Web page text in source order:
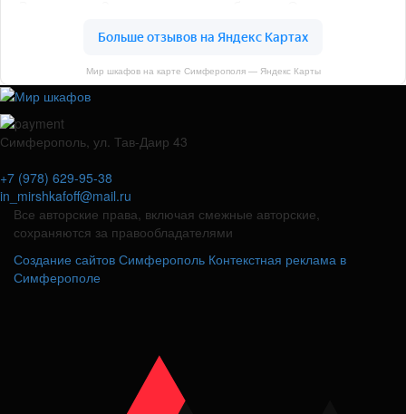
Мир шкафов на карте Симферополя — Яндекс Карты
Симферополь, ул. Тав-Даир 43
+7 (978) 629-95-38
in_mirshkafoff@mail.ru
Все авторские права, включая смежные авторские,
сохраняются за правообладателями
Создание сайтов Симферополь Контекстная реклама в
Симферополе